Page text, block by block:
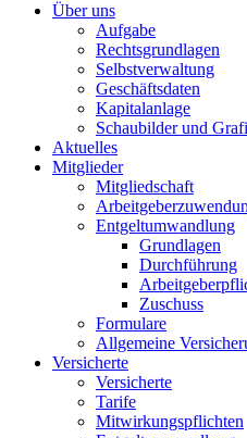
Über uns
Aufgabe
Rechtsgrundlagen
Selbstverwaltung
Geschäftsdaten
Kapitalanlage
Schaubilder und
Aktuelles
Mitglieder
Mitgliedschaft
Entgeltumwandlung
Grundlagen
Durchführung
Zuschuss
Formulare
Allgemeine
Versicherte
Versicherte
Tarife
Mitwirkungspflichten